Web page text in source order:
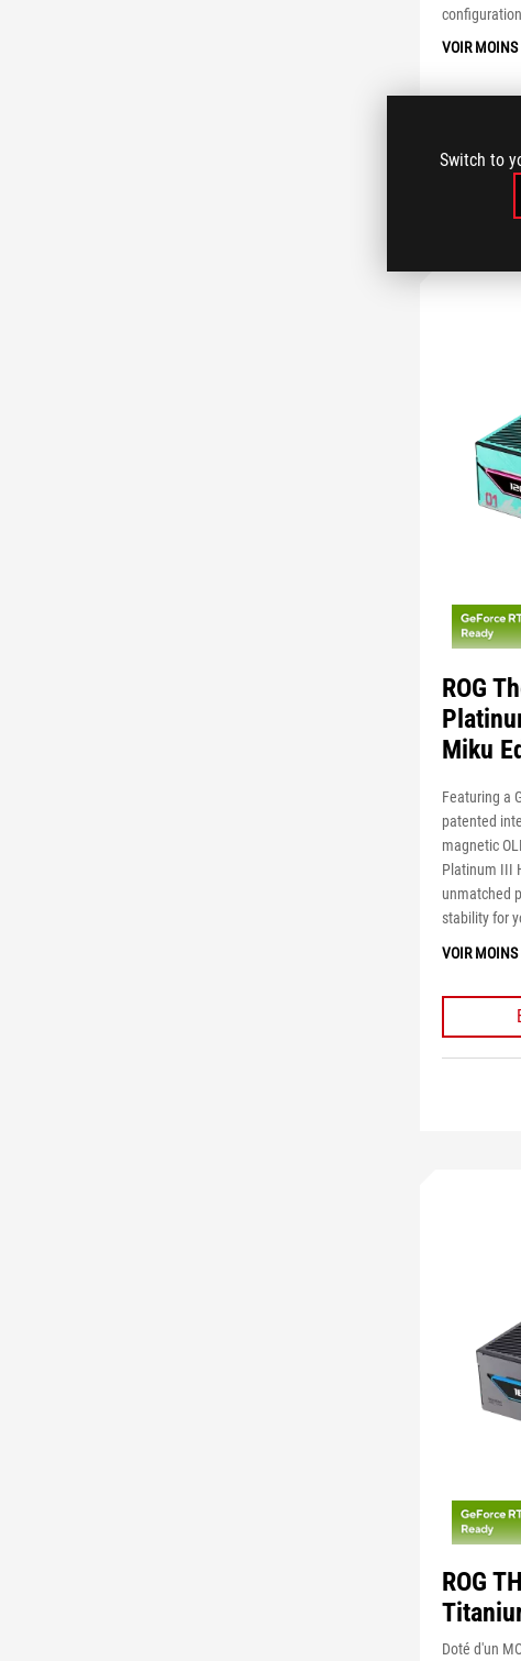
Switch to
VOIR MOINS
ROG
Miku
Featuring a
patented
magnetic
Platinum III
unmatched
stability for
VOIR MOINS
ROG
Doté d'un